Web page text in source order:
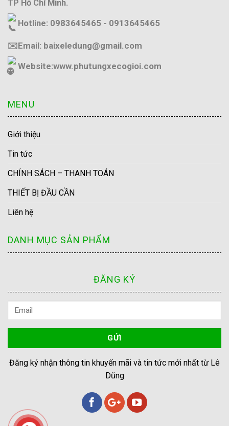
TP Hồ Chí Minh.
Hotline: 0983645465 - 0913645465
✉️Email: baixeledung@gmail.com
Website:www.phutungxecogioi.com
MENU
Giới thiệu
Tin tức
CHÍNH SÁCH – THANH TOÁN
THIẾT BỊ ĐẦU CẦN
Liên hệ
DANH MỤC SẢN PHẨM
ĐĂNG KÝ
Đăng ký nhận thông tin khuyến mãi và tin tức mới nhất từ Lê
Dũng